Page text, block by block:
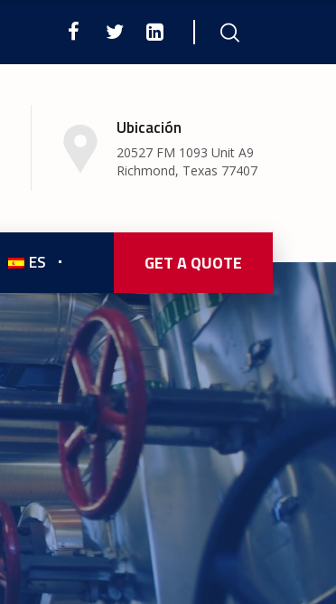
Ubicación
20527 FM 1093 Unit A9
Richmond, Texas 77407
ES GET A QUOTE